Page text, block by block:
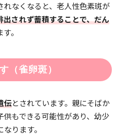
れなくなると、老人性色素斑が
出されず蓄積することで、だん
。
（雀卵斑）
伝とされています。親にそばか
供もできる可能性があり、幼少
ります。